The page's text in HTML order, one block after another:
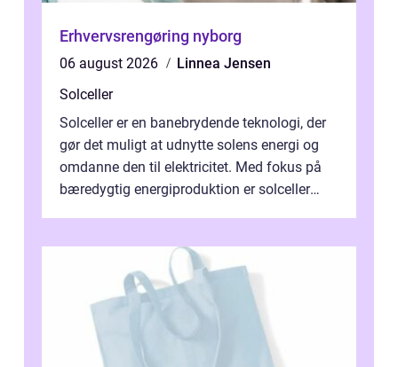
Erhvervsrengøring nyborg
06 august 2026
Linnea Jensen
Solceller
Solceller er en banebrydende teknologi, der
gør det muligt at udnytte solens energi og
omdanne den til elektricitet. Med fokus på
bæredygtig energiproduktion er solceller